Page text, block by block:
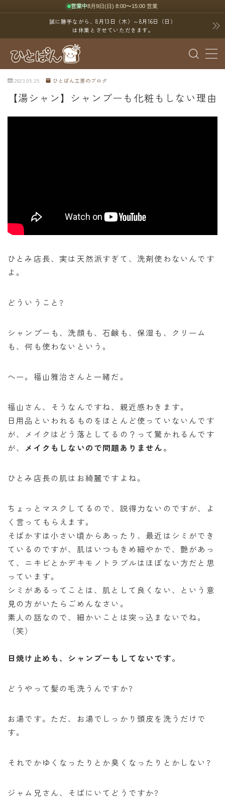
営業中8月9日(日) 8:00〜15:00 営業
誠に勝手ながら、8月13日（木）～8月16日（日）
は休業とさせていただきます。
MENU
ブログ
SNS
YouTube
オンラインショップ
アクセス
2023.05.25 ひとぱん工房のブログ
【湯シャン】シャンプーも化粧もしない理由
ひとみ店長、実は天然派すぎて、洗剤使わないんです
よ。
どういうこと?
シャンプーも、洗顔も、石鹸も、保湿も、クリーム
も、何も使わないという。
へー。福山雅治さんと一緒だ。
福山さん、そうなんですね、親近感わきます。
日用品といわれるものをほとんど使っていないんです
が、メイクはどう落としてるの？って驚かれるんです
が、 メイクもしないので問題ありません。
ひとみ店長の肌はお綺麗ですよね。
ちょっとマスクしてるので、説得力ないのですが、よ
く言ってもらえます。
そばかすは小さい頃からあったり、最近はシミができ
ているのですが、肌はいつもきめ細やかで、艶があっ
て、ニキビとかデキモノトラブルはほぼない方だと思
っています。
シミがあるってことは、肌として良くない、という意
見の方がいたらごめんなさい。
素人の話なので、細かいことは突っ込まないでね。
（笑）
日焼け止めも、シャンプーもしてないです。
どうやって髪の毛洗うんですか?
お湯です。ただ、お湯でしっかり頭皮を洗うだけで
す。
それでかゆくなったりとか臭くなったりとかしない?
ジャム兄さん、そばにいてどうですか?